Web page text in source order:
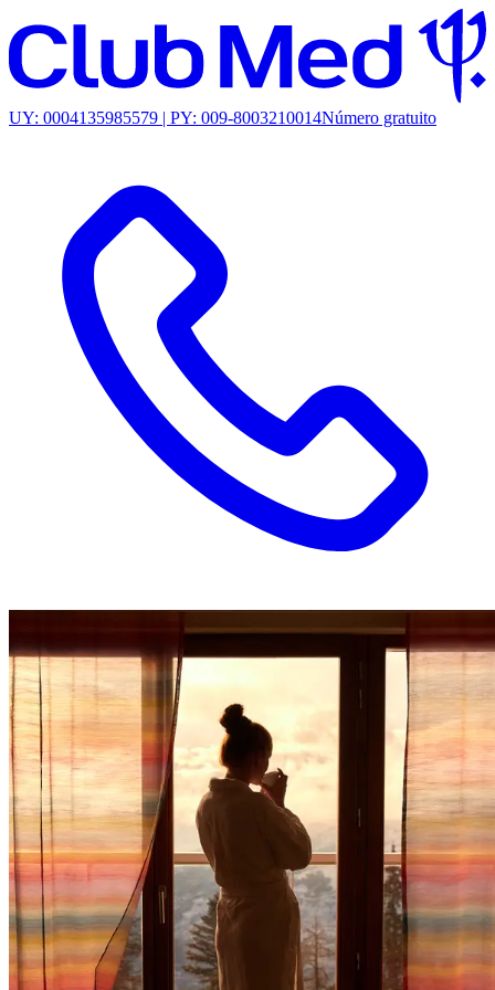
UY: 0004135985579 | PY: 009-8003210014Número gratuito